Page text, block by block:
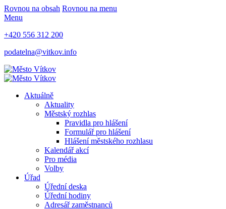
Rovnou na obsah Rovnou na menu
Menu
+420 556 312 200
podatelna@vitkov.info
Aktuálně
Aktuality
Městský rozhlas
Pravidla pro hlášení
Formulář pro hlášení
Hlášení městského rozhlasu
Kalendář akcí
Pro média
Volby
Úřad
Úřední deska
Úřední hodiny
Adresář zaměstnanců